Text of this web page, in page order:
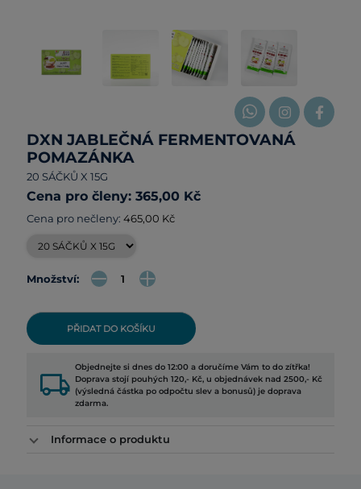
DXN JABLEČNÁ FERMENTOVANÁ
POMAZÁNKA
20 SÁČKŮ X 15G
Cena pro členy: 365,00 Kč
Cena pro nečleny: 465,00 Kč
Množství:
PŘIDAT DO KOŠÍKU
local_shipping Objednejte si dnes do 12:00 a doručíme Vám to do zítřka!
Doprava stojí pouhých 120,- Kč, u objednávek nad 2500,- Kč
(výsledná částka po odpočtu slev a bonusů) je doprava
zdarma.
Informace o produktu